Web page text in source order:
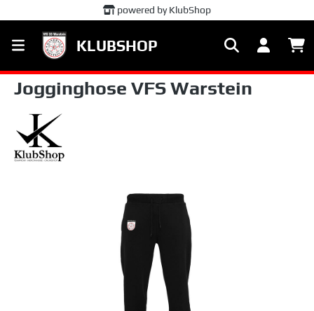
powered by KlubShop
KLUBSHOP
Jogginghose VFS Warstein